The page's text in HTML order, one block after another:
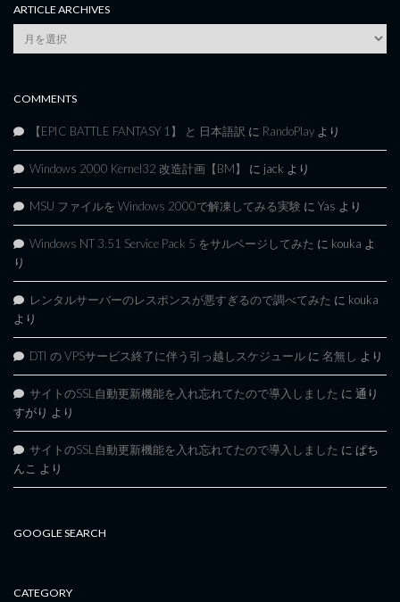
ARTICLE ARCHIVES
Article
Archives
COMMENTS
【EPIC BATTLE FANTASY 1】 と 日本語訳 に RandoPlay より
Windows 2000 Kernel32 改造計画【BM】 に jack より
MSU ファイルを Windows 2000で解凍してみる実験 に Yas より
Windows NT 3.51 Service Pack 5 をサルベージしてみた に kouka よ
り
レンタルサーバーのレスポンスが悪すぎるので調べてみた に kouka
より
DTI の VPSサービス終了に伴う引っ越しスケジュール に 名無し より
サイトのSSL自動更新機能を入れ忘れてたので導入しました に 通り
すがり より
サイトのSSL自動更新機能を入れ忘れてたので導入しました に ぱち
んこ より
GOOGLE SEARCH
CATEGORY